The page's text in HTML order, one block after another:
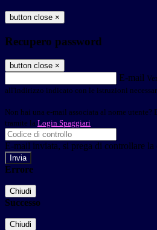
button close ×
Recupero password
button close ×
E-mail
all'indirizzo indicato con le istruzioni
Non hai una e-mail associata al nome utente?
tramite la Login Spaggiari
E-mail inviata, si prega di controllare la
Errore
Chiudi
Successo
Chiudi